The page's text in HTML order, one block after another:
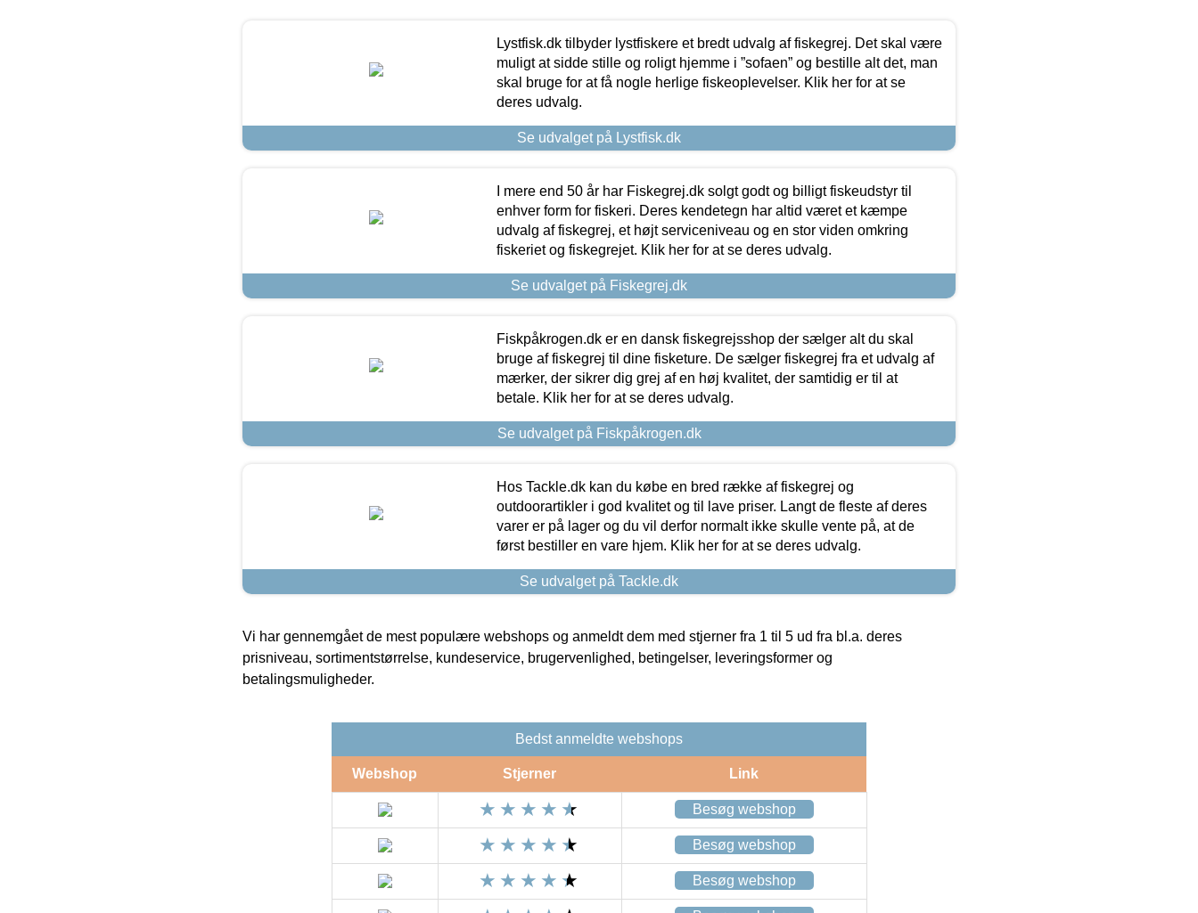
Lystfisk.dk tilbyder lystfiskere et bredt udvalg af fiskegrej. Det skal være
muligt at sidde stille og roligt hjemme i ”sofaen” og bestille alt det, man
skal bruge for at få nogle herlige fiskeoplevelser. Klik her for at se
deres udvalg.
Se udvalget på Lystfisk.dk
I mere end 50 år har Fiskegrej.dk solgt godt og billigt fiskeudstyr til
enhver form for fiskeri. Deres kendetegn har altid været et kæmpe
udvalg af fiskegrej, et højt serviceniveau og en stor viden omkring
fiskeriet og fiskegrejet. Klik her for at se deres udvalg.
Se udvalget på Fiskegrej.dk
Fiskpåkrogen.dk er en dansk fiskegrejsshop der sælger alt du skal
bruge af fiskegrej til dine fisketure. De sælger fiskegrej fra et udvalg af
mærker, der sikrer dig grej af en høj kvalitet, der samtidig er til at
betale. Klik her for at se deres udvalg.
Se udvalget på Fiskpåkrogen.dk
Hos Tackle.dk kan du købe en bred række af fiskegrej og
outdoorartikler i god kvalitet og til lave priser. Langt de fleste af deres
varer er på lager og du vil derfor normalt ikke skulle vente på, at de
først bestiller en vare hjem. Klik her for at se deres udvalg.
Se udvalget på Tackle.dk
Vi har gennemgået de mest populære webshops og anmeldt dem med stjerner fra 1 til 5 ud fra bl.a. deres
prisniveau, sortimentstørrelse, kundeservice, brugervenlighed, betingelser, leveringsformer og
betalingsmuligheder.
Bedst anmeldte webshops
Webshop Stjerner Link
Besøg webshop
Besøg webshop
Besøg webshop